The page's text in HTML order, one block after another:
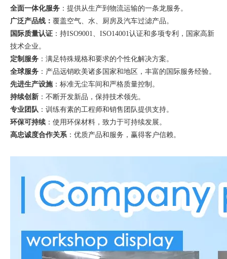
全面一体化服务 ：提供从生产到物流运输的一条龙服务。
广泛产品线： 覆盖空气、水、厨房及汽车过滤产品。
国际质量认证 ：持ISO9001、ISO14001认证和多项专利，国家高新
技术企业。
定制服务 ：满足特殊规格和要求的个性化解决方案。
全球服务 ：产品远销欧美诸多国家和地区，丰富的国际服务经验。
先进生产设施：标准无尘车间和严格质量控制。
持续创新 ：不断开发新品，保持技术领先。
专业团队 ：训练有素的工程师和销售团队提供支持。
环保可持续：使用环保材料，致力于可持续发展。
高忠诚度合作关系：优质产品和服务，赢得客户信赖。